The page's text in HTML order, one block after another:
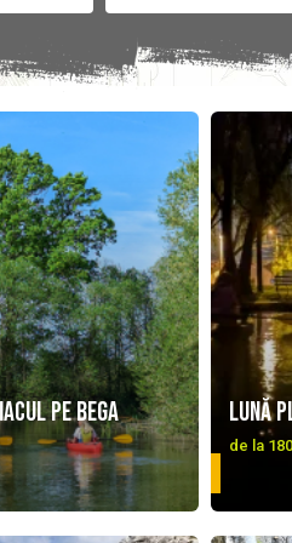
pe Bega
Lună
Perioada:
de la
DETALII